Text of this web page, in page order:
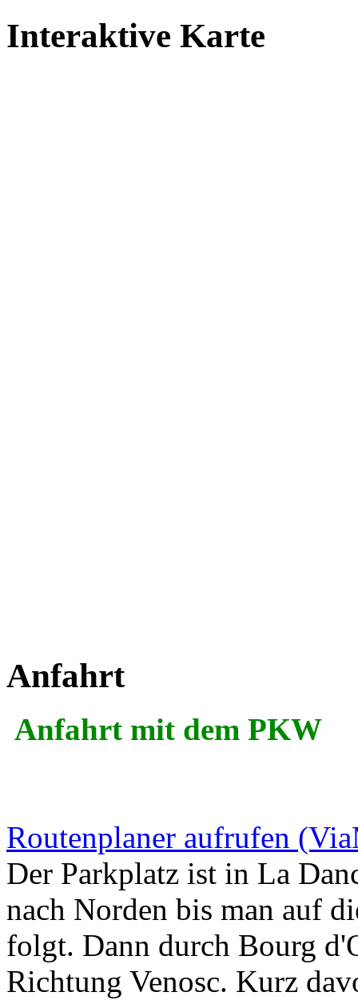
Interaktive Karte
Anfahrt
Anfahrt mit dem PKW
Routenplaner aufrufen
Der Parkplatz ist in La
nach Norden bis man auf
folgt. Dann durch Bourg
Richtung Venosc. Kurz